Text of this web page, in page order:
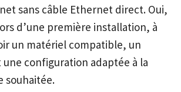
sans câble Ethernet direct. Oui,
d’une première installation, à
un matériel compatible, un
configuration adaptée à la
souhaitée.